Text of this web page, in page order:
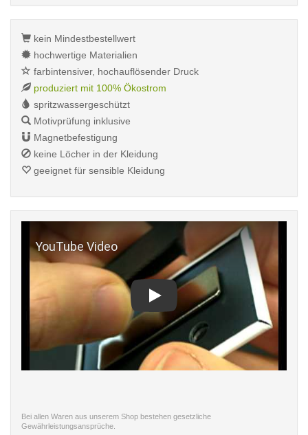
kein Mindestbestellwert
hochwertige Materialien
farbintensiver, hochauflösender Druck
produziert mit 100% Ökostrom
spritzwassergeschützt
Motivprüfung inklusive
Magnetbefestigung
keine Löcher in der Kleidung
geeignet für sensible Kleidung
Bei allen Waren aus unserem Shop bestehen gesetzliche
Gewährleistungsansprüche.